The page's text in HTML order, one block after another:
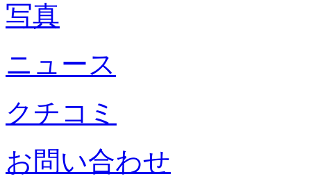
写真
ニュース
クチコミ
お問い合わせ